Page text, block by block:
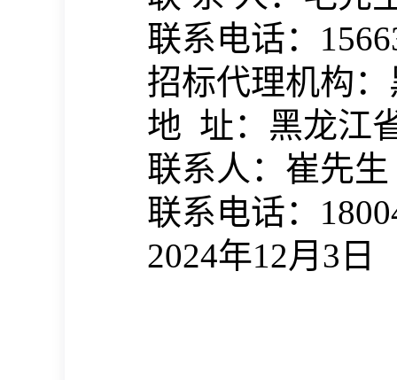
联系电话：
招标代理机构
地 址：黑龙江
联系人： 崔先生
联系电话：
2024年12月3日